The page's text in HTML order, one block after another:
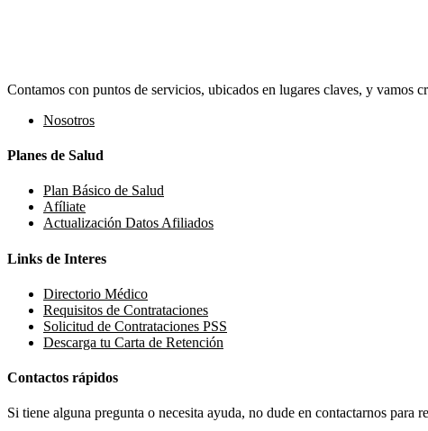
Contamos con puntos de servicios, ubicados en lugares claves, y vamos
Nosotros
Planes de Salud
Plan Básico de Salud
Afíliate
Actualización Datos Afiliados
Links de Interes
Directorio Médico
Requisitos de Contrataciones
Solicitud de Contrataciones PSS
Descarga tu Carta de Retención
Contactos rápidos
Si tiene alguna pregunta o necesita ayuda, no dude en contactarnos para